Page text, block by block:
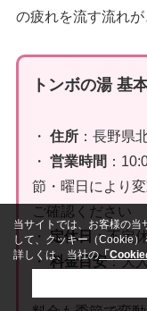
の疲れを流す流れが
トンボの湯 基
・ 住所：長野県
・ 営業時間 ：
節・曜日により
ご確認ください
・定休日 ：不定
・料金目安：大
1,550円、12〜3
当サイトでは、お客様の当
して、クッキー（Cookie
詳しくは、当社の「Cookie